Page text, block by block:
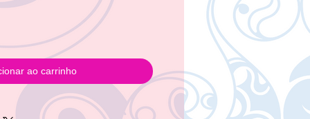
ao carrinho